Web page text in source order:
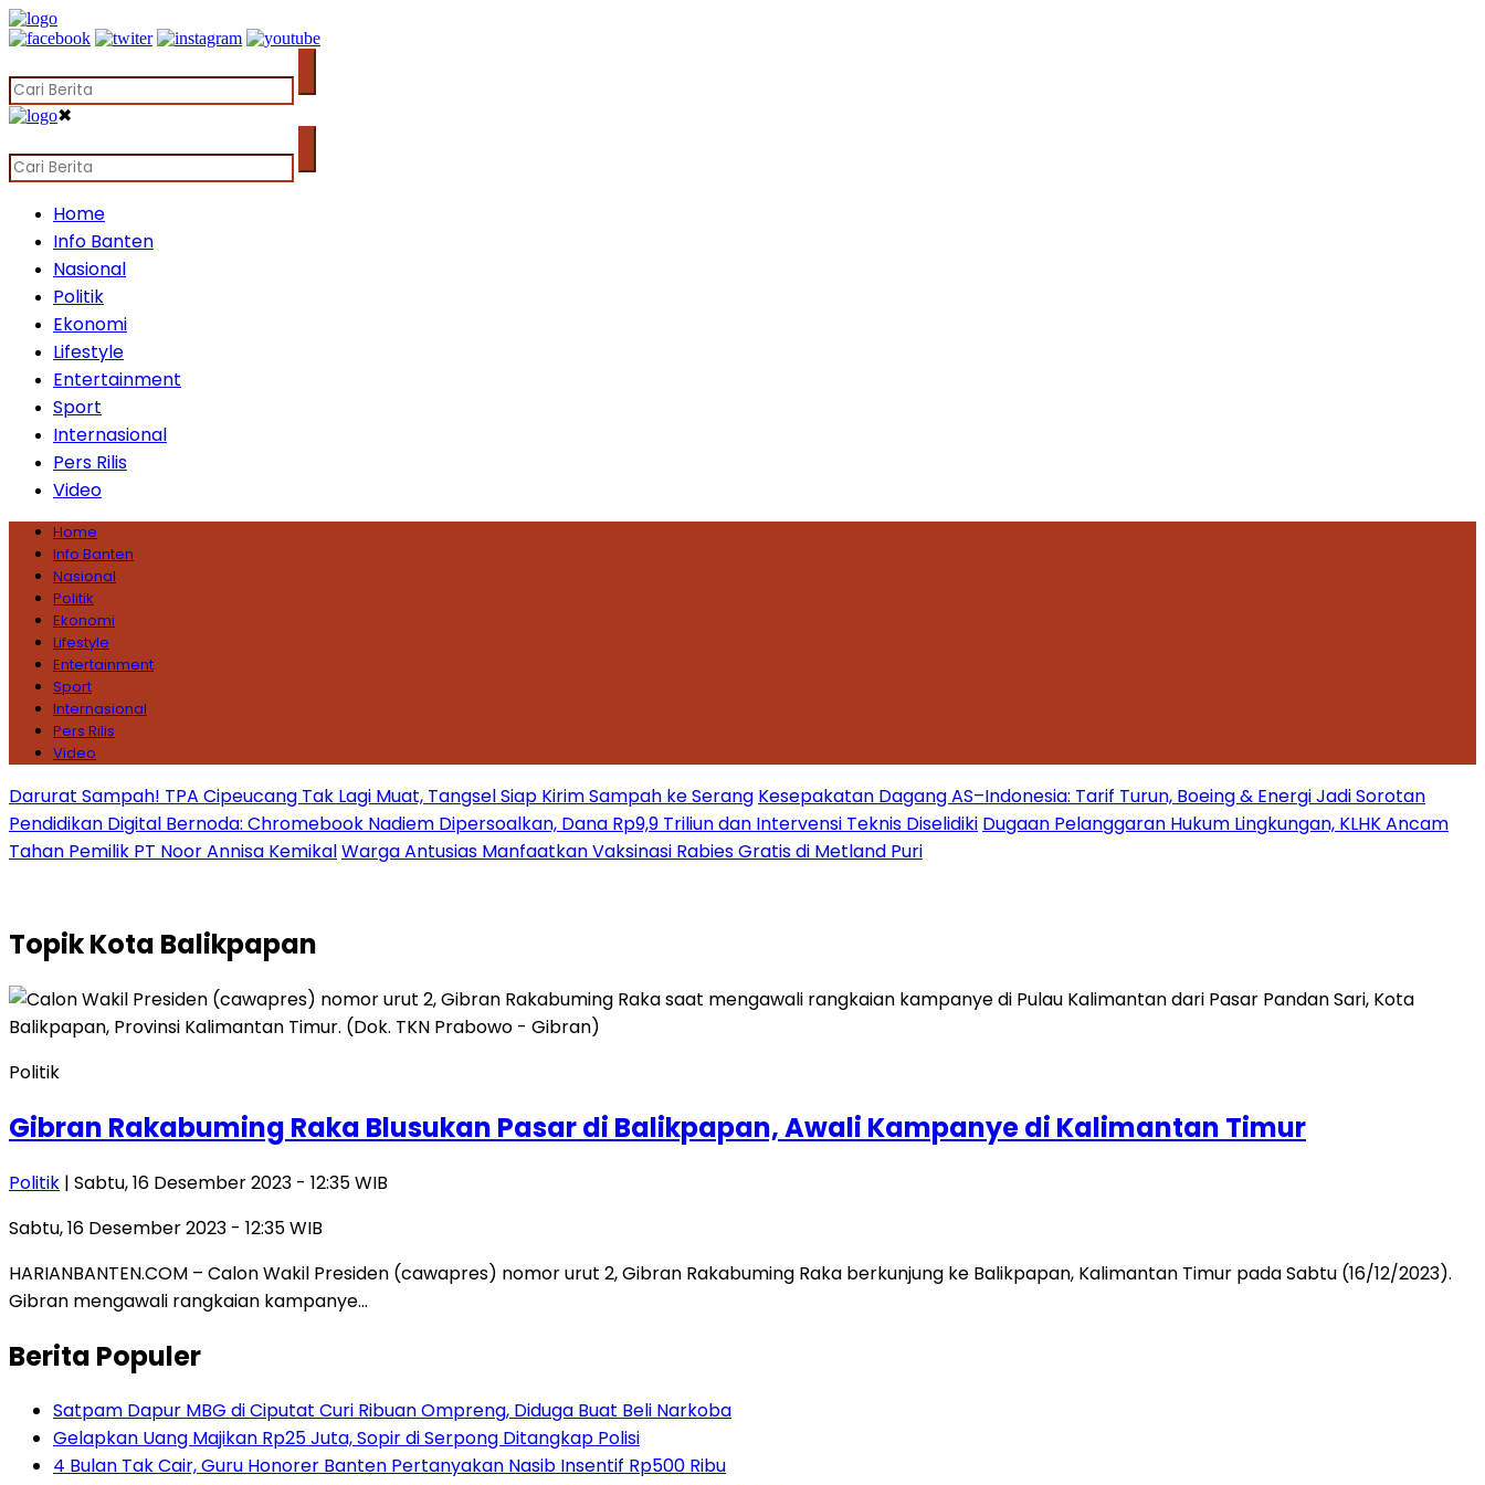
✖
Home
Info Banten
Nasional
Politik
Ekonomi
Lifestyle
Entertainment
Sport
Internasional
Pers Rilis
Video
Home
Info Banten
Nasional
Politik
Ekonomi
Lifestyle
Entertainment
Sport
Internasional
Pers Rilis
Video
Darurat Sampah! TPA Cipeucang Tak Lagi Muat, Tangsel Siap Kirim Sampah ke Serang Kesepakatan Dagang AS–Indonesia: Tarif Turun, Boeing & Energi Jadi Sorotan
Pendidikan Digital Bernoda: Chromebook Nadiem Dipersoalkan, Dana Rp9,9 Triliun dan Intervensi Teknis Diselidiki Dugaan Pelanggaran Hukum Lingkungan, KLHK Ancam
Tahan Pemilik PT Noor Annisa KemikalWarga Antusias Manfaatkan Vaksinasi Rabies Gratis di Metland Puri
TopikKota Balikpapan
Politik
Gibran Rakabuming Raka Blusukan Pasar di Balikpapan, Awali Kampanye di Kalimantan Timur
Politik | Sabtu, 16 Desember 2023 - 12:35 WIB
Sabtu, 16 Desember 2023 - 12:35 WIB
HARIANBANTEN.COM – Calon Wakil Presiden (cawapres) nomor urut 2, Gibran Rakabuming Raka berkunjung ke Balikpapan, Kalimantan Timur pada Sabtu (16/12/2023).
Gibran mengawali rangkaian kampanye…
Berita Populer
Satpam Dapur MBG di Ciputat Curi Ribuan Ompreng, Diduga Buat Beli Narkoba
Gelapkan Uang Majikan Rp25 Juta, Sopir di Serpong Ditangkap Polisi
4 Bulan Tak Cair, Guru Honorer Banten Pertanyakan Nasib Insentif Rp500 Ribu